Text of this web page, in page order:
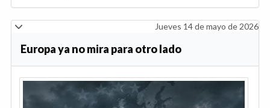
Jueves 14 de mayo de 2026
Europa ya no mira para otro lado